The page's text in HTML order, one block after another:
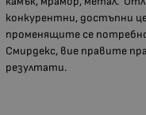
конкурентни, достъпни
променящите се
Смирдекс, вие правите
резултати.